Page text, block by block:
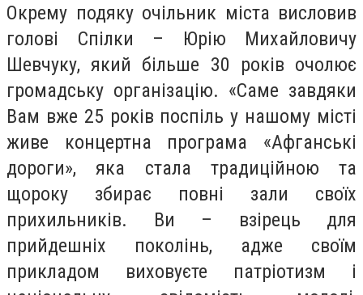
Окрему подяку очільник міста висловив
голові Спілки – Юрію Михайловичу
Шевчуку, який більше 30 років очолює
громадську організацію. «Саме завдяки
Вам вже 25 років поспіль у нашому місті
живе концертна програма «Афганські
дороги», яка стала традиційною та
щороку збирає повні зали своїх
прихильників. Ви – взірець для
прийдешніх поколінь, адже своїм
прикладом виховуєте патріотизм і